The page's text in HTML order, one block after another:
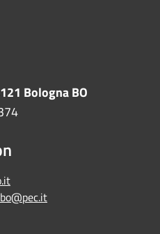
Bologna BO